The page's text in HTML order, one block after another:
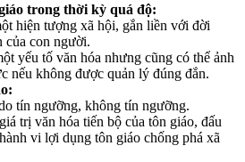
trong thời kỳ quá độ:
hiện tượng xã hội, gắn liền với đời
của con người.
yếu tố văn hóa nhưng cũng có thể ảnh
nếu không được quản lý đúng đắn.
tín ngưỡng, không tín ngưỡng.
trị văn hóa tiến bộ của tôn giáo, đấu
vi lợi dụng tôn giáo chống phá xã